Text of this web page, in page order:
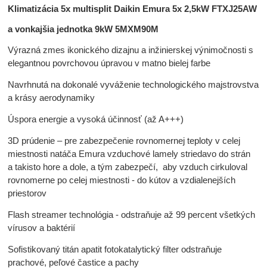
Klimatizácia 5x multisplit Daikin Emura 5x 2,5kW FTXJ25AW
a vonkajšia jednotka 9kW 5MXM90M
Výrazná zmes ikonického dizajnu a inžinierskej výnimočnosti s
elegantnou povrchovou úpravou v matno bielej farbe
Navrhnutá na dokonalé vyváženie technologického majstrovstva
a krásy aerodynamiky
Úspora energie a vysoká účinnosť (až A+++)
3D prúdenie – pre zabezpečenie rovnomernej teploty v celej
miestnosti natáča Emura vzduchové lamely striedavo do strán
a takisto hore a dole, a tým zabezpečí, aby vzduch cirkuloval
rovnomerne po celej miestnosti - do kútov a vzdialenejších
priestorov
Flash streamer technológia - odstraňuje až 99 percent všetkých
vírusov a baktérií
Sofistikovaný titán apatit fotokatalytický filter odstraňuje
prachové, peľové častice a pachy